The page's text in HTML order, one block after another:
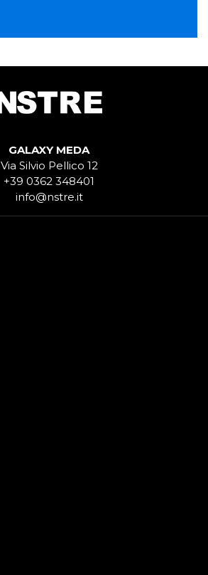
GALAXY MEDA
Via Silvio Pellico 12
+39 0362 348401
info@nstre.it